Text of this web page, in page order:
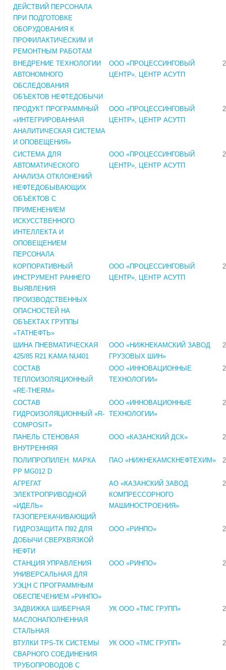
ДЕЙСТВИЙ ПЕРСОНАЛА
ПРИ ПОДГОТОВКЕ
ОБОРУДОВАНИЯ К
ПРОФИЛАКТИЧЕСКИМ И
РЕМОНТНЫМ РАБОТАМ
ВНЕДРЕНИЕ ТЕХНОЛОГИИ
АВТОНОМНОГО
ОБСЛЕДОВАНИЯ
ОБЪЕКТОВ НЕФТЕДОБЫЧИ
ООО «ПРОЦЕССИНГОВЫЙ
ЦЕНТР», ЦЕНТР АСУТП
ПРОДУКТ ПРОГРАММНЫЙ
«ИНТЕГРИРОВАННАЯ
АНАЛИТИЧЕСКАЯ СИСТЕМА
И ОПОВЕЩЕНИЯ»
ООО «ПРОЦЕССИНГОВЫЙ
ЦЕНТР», ЦЕНТР АСУТП
СИСТЕМА ДЛЯ
АВТОМАТИЧЕСКОГО
АНАЛИЗА ОТКЛОНЕНИЙ
НЕФТЕДОБЫВАЮЩИХ
ОБЪЕКТОВ С
ПРИМЕНЕНИЕМ
ИСКУССТВЕННОГО
ИНТЕЛЛЕКТА И
ОПОВЕЩЕНИЕМ
ПЕРСОНАЛА
ООО «ПРОЦЕССИНГОВЫЙ
ЦЕНТР», ЦЕНТР АСУТП
КОРПОРАТИВНЫЙ
ИНСТРУМЕНТ РАННЕГО
ВЫЯВЛЕНИЯ
ПРОИЗВОДСТВЕННЫХ
ОПАСНОСТЕЙ НА
ОБЪЕКТАХ ГРУППЫ
«ТАТНЕФТЬ»
ООО «ПРОЦЕССИНГОВЫЙ
ЦЕНТР», ЦЕНТР АСУТП
ШИНА ПНЕВМАТИЧЕСКАЯ
425/85 R21 KAMA NU401
ООО «НИЖНЕКАМСКИЙ ЗАВОД
ГРУЗОВЫХ ШИН»
СОСТАВ
ТЕПЛОИЗОЛЯЦИОННЫЙ
«RE-THERM»
ООО «ИННОВАЦИОННЫЕ
ТЕХНОЛОГИИ»
СОСТАВ
ГИДРОИЗОЛЯЦИОННЫЙ «R-
COMPOSIT»
ООО «ИННОВАЦИОННЫЕ
ТЕХНОЛОГИИ»
ПАНЕЛЬ СТЕНОВАЯ
ВНУТРЕННЯЯ
ООО «КАЗАНСКИЙ ДСК»
ПОЛИПРОПИЛЕН. МАРКА
PP MG012 D
ПАО «НИЖНЕКАМСКНЕФТЕХИМ»
АГРЕГАТ
ЭЛЕКТРОПРИВОДНОЙ
«ИДЕЛЬ»
ГАЗОПЕРЕКАЧИВАЮЩИЙ
АО «КАЗАНСКИЙ ЗАВОД
КОМПРЕССОРНОГО
МАШИНОСТРОЕНИЯ»
ГИДРОЗАЩИТА П92 ДЛЯ
ДОБЫЧИ СВЕРХВЯЗКОЙ
НЕФТИ
ООО «РИНПО»
СТАНЦИЯ УПРАВЛЕНИЯ
УНИВЕРСАЛЬНАЯ ДЛЯ
УЭЦН С ПРОГРАММНЫМ
ОБЕСПЕЧЕНИЕМ «РИНПО»
ООО «РИНПО»
ЗАДВИЖКА ШИБЕРНАЯ
МАСЛОНАПОЛНЕННАЯ
СТАЛЬНАЯ
УК ООО «ТМС ГРУПП»
ВТУЛКИ ТРS-ТК СИСТЕМЫ
СВАРНОГО СОЕДИНЕНИЯ
ТРУБОПРОВОДОВ С
УК ООО «ТМС ГРУПП»